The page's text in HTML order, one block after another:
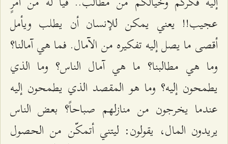
عجيب!! يعني يمكن للإنسان أن يطلب ويأمل
أقصى ما يصل إليه تفكيره من الآمال. فما هي آمالنا؟
وما هي مطالبنا؟ ما هي آمال الناس؟ وما الذي
يطمحون إليه؟ وما هو المقصد الذي يطمحون إليه
عندما يخرجون من منازلهم صباحاً؟ بعض الناس
يريدون المال، يقولون: ليتني أتمكّن من الحصول